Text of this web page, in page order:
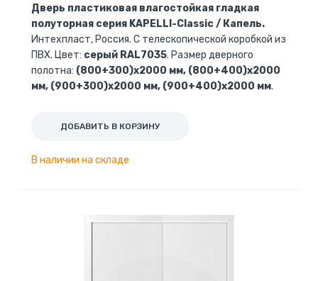
Дверь пластиковая влагостойкая гладкая
полуторная серия KAPELLI-Classic / Капель.
Интехпласт, Россия. С телескопической коробкой из
ПВХ. Цвет: серый RAL7035. Размер дверного
полотна: (800+300)х2000 мм, (800+400)х2000
мм, (900+300)х2000 мм, (900+400)х2000 мм.
ДОБАВИТЬ В КОРЗИНУ
В наличии на складе